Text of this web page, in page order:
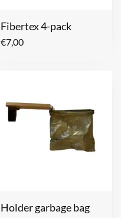
Fibertex 4-pack
€7,00
Holder garbage bag